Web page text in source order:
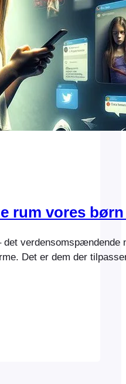
rum vores
Det er dem der